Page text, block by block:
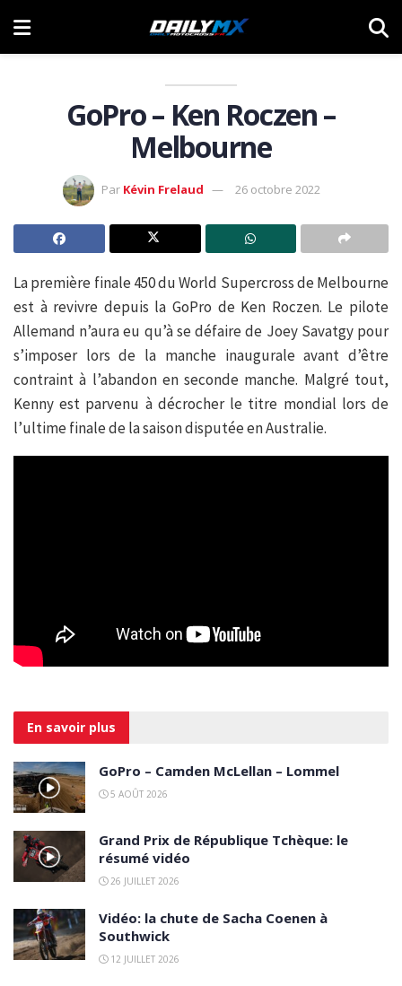
GoPro – Ken Roczen –
Melbourne
Par Kévin Frelaud 26 octobre 2022
La première finale 450 du World Supercross de Melbourne
est à revivre depuis la GoPro de Ken Roczen. Le pilote
Allemand n’aura eu qu’à se défaire de Joey Savatgy pour
s’imposer lors de la manche inaugurale avant d’être
contraint à l’abandon en seconde manche. Malgré tout,
Kenny est parvenu à décrocher le titre mondial lors de
l’ultime finale de la saison disputée en Australie.
En savoir plus
GoPro – Camden McLellan – Lommel
5 AOÛT 2026
Grand Prix de République Tchèque: le
résumé vidéo
26 JUILLET 2026
Vidéo: la chute de Sacha Coenen à
Southwick
12 JUILLET 2026